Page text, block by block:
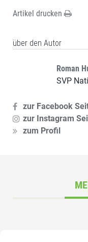
Artikel drucken
über den Autor
Roman
SVP
zur Facebook
zur Instagram
zum Profil